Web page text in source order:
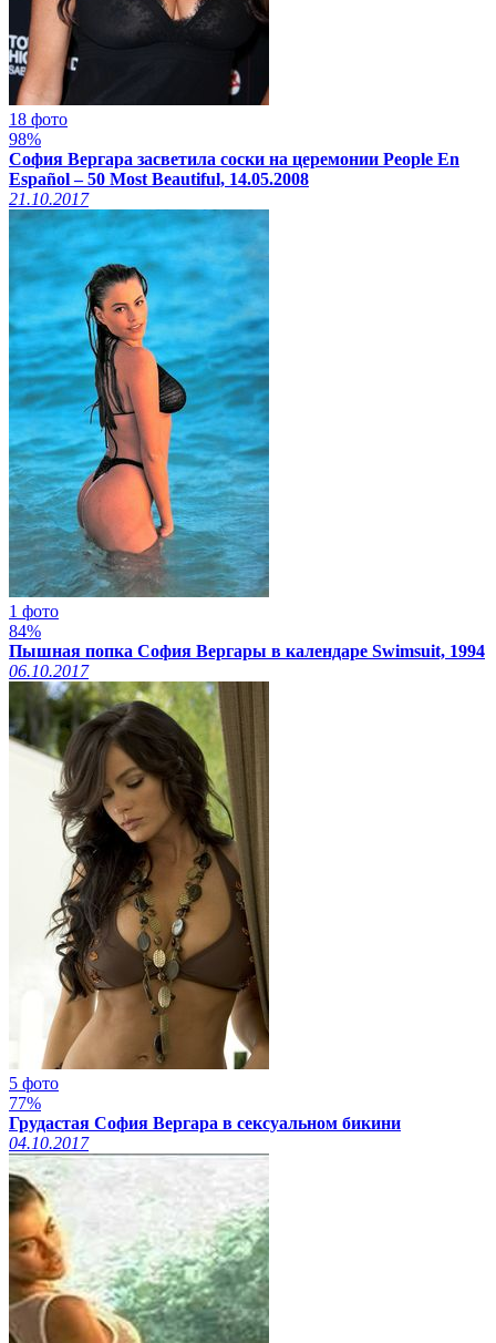
18 фото
98%
София Вергара засветила соски на церемонии People En
Español – 50 Most Beautiful, 14.05.2008
21.10.2017
1 фото
84%
Пышная попка София Вергары в календаре Swimsuit, 1994
06.10.2017
5 фото
77%
Грудастая София Вергара в сексуальном бикини
04.10.2017